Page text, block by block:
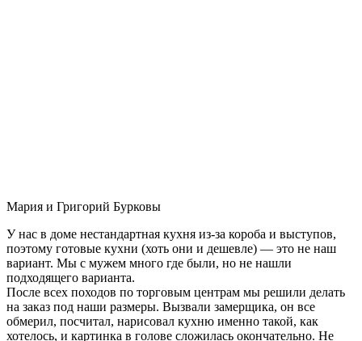
Мария и Григорий Бурковы
У нас в доме нестандартная кухня из-за короба и выступов,
поэтому готовые кухни (хоть они и дешевле) — это не наш
вариант. Мы с мужем много где были, но не нашли
подходящего варианта.
После всех походов по торговым центрам мы решили делать
на заказ под наши размеры. Вызвали замерщика, он все
обмерил, посчитал, нарисовал кухню именно такой, как
хотелось, и картинка в голове сложилась окончательно. Не